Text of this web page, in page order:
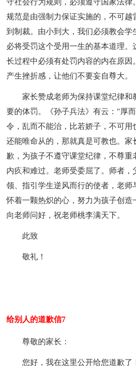
守社会行为规则，必须遵守国家法律
规范是由强制力保证实施的，不可越
到制裁。由小到大，我们必须教会学
必将受罚这个受用一生的基本道理。
长过程中必须有处罚内容的内在原因
产生挫折感，让他们不要妄自尊大。
家长赞成老师为保持课堂纪律和
要的体罚。《孙子兵法》有云："厚
令，乱而不能治，比若娇子，不可用
还能唯命从的，那就真是可教也。家
歉，为孩子不遵守课堂纪律，不尊重
内疚和难过。老师受委屈了。师者，
领、指引学生逆风而行的使者，老师
怀着一颗热炽的心，努力为孩子创造
向老师问好，祝老师桃李满天下。
此致
敬礼！
给别人的道歉信7
尊敬的家长：
您好，我在这里公开给您道歉了